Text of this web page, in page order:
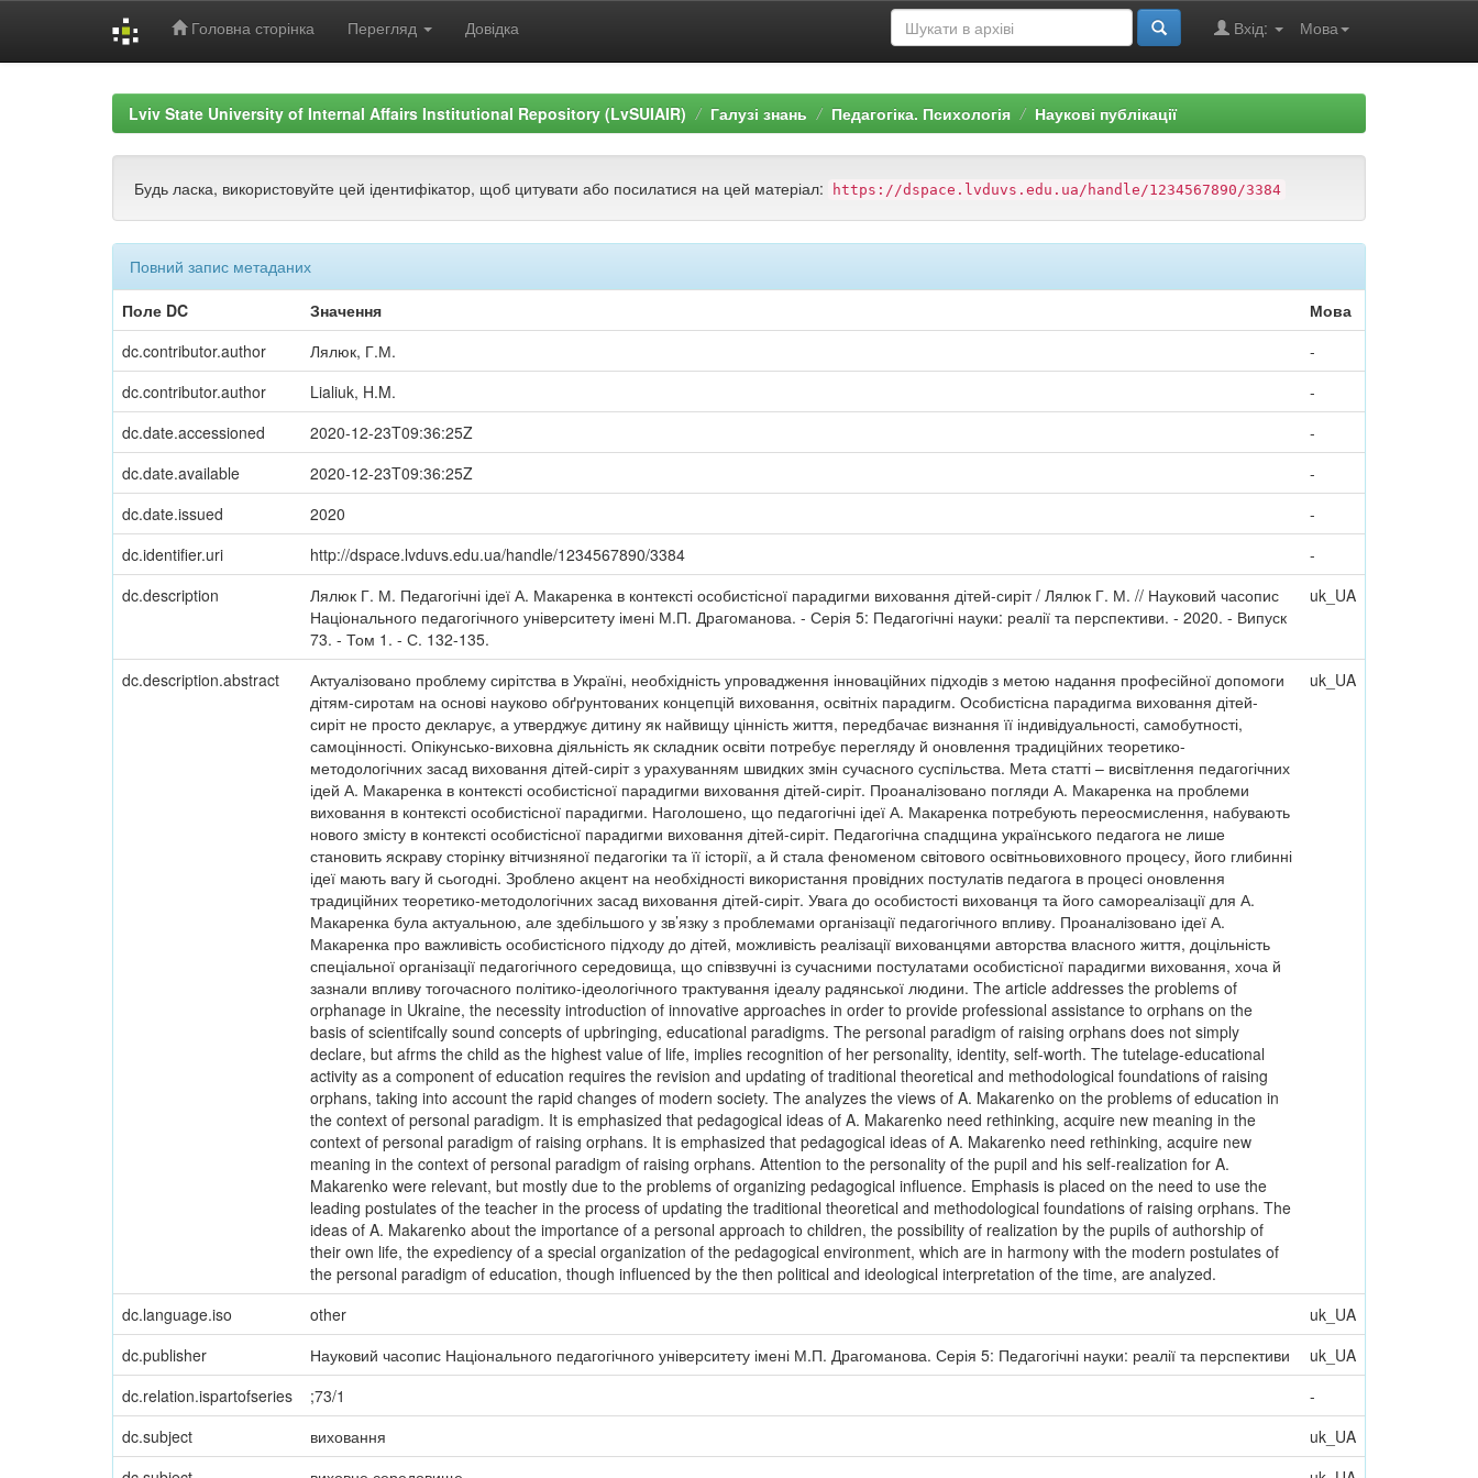
Головна сторінка Перегляд Довідка Мова
Вхід:
Lviv State University of Internal Affairs Institutional Repository (LvSUIAIR) Галузі знань Педагогіка. Психологія Наукові публікації
Будь ласка, використовуйте цей ідентифікатор, щоб цитувати або посилатися на цей матеріал: https://dspace.lvduvs.edu.ua/handle/1234567890/3384
Повний запис метаданих
Поле DC
Значення
Мова
dc.contributor.author
Лялюк, Г.М.
-
dc.contributor.author
Lialiuk, H.M.
-
dc.date.accessioned
2020-12-23T09:36:25Z
-
dc.date.available
2020-12-23T09:36:25Z
-
dc.date.issued
2020
-
dc.identifier.uri
http://dspace.lvduvs.edu.ua/handle/1234567890/3384
-
dc.description
Лялюк Г. М. Педагогічні ідеї А. Макаренка в контексті особистісної парадигми виховання дітей-сиріт / Лялюк Г. М. // Науковий часопис
Національного педагогічного університету імені М.П. Драгоманова. - Серія 5: Педагогічні науки: реалії та перспективи. - 2020. - Випуск
73. - Том 1. - С. 132-135.
uk_UA
dc.description.abstract
Актуалізовано проблему сирітства в Україні, необхідність упровадження інноваційних підходів з метою надання професійної допомоги
дітям-сиротам на основі науково обґрунтованих концепцій виховання, освітніх парадигм. Особистісна парадигма виховання дітей-
сиріт не просто декларує, а утверджує дитину як найвищу цінність життя, передбачає визнання її індивідуальності, самобутності,
самоцінності. Опікунсько-виховна діяльність як складник освіти потребує перегляду й оновлення традиційних теоретико-
методологічних засад виховання дітей-сиріт з урахуванням швидких змін сучасного суспільства. Мета статті – висвітлення педагогічних
ідей А. Макаренка в контексті особистісної парадигми виховання дітей-сиріт. Проаналізовано погляди А. Макаренка на проблеми
виховання в контексті особистісної парадигми. Наголошено, що педагогічні ідеї А. Макаренка потребують переосмислення, набувають
нового змісту в контексті особистісної парадигми виховання дітей-сиріт. Педагогічна спадщина українського педагога не лише
становить яскраву сторінку вітчизняної педагогіки та її історії, а й стала феноменом світового освітньовиховного процесу, його глибинні
ідеї мають вагу й сьогодні. Зроблено акцент на необхідності використання провідних постулатів педагога в процесі оновлення
традиційних теоретико-методологічних засад виховання дітей-сиріт. Увага до особистості вихованця та його самореалізації для А.
Макаренка була актуальною, але здебільшого у зв’язку з проблемами організації педагогічного впливу. Проаналізовано ідеї А.
Макаренка про важливість особистісного підходу до дітей, можливість реалізації вихованцями авторства власного життя, доцільність
спеціальної організації педагогічного середовища, що співзвучні із сучасними постулатами особистісної парадигми виховання, хоча й
зазнали впливу тогочасного політико-ідеологічного трактування ідеалу радянської людини. The article addresses the problems of
orphanage in Ukraine, the necessity introduction of innovative approaches in order to provide professional assistance to orphans on the
basis of scientifcally sound concepts of upbringing, educational paradigms. The personal paradigm of raising orphans does not simply
declare, but afrms the child as the highest value of life, implies recognition of her personality, identity, self-worth. The tutelage-educational
activity as a component of education requires the revision and updating of traditional theoretical and methodological foundations of raising
orphans, taking into account the rapid changes of modern society. The analyzes the views of A. Makarenko on the problems of education in
the context of personal paradigm. It is emphasized that pedagogical ideas of A. Makarenko need rethinking, acquire new meaning in the
context of personal paradigm of raising orphans. It is emphasized that pedagogical ideas of A. Makarenko need rethinking, acquire new
meaning in the context of personal paradigm of raising orphans. Attention to the personality of the pupil and his self-realization for A.
Makarenko were relevant, but mostly due to the problems of organizing pedagogical inﬂuence. Emphasis is placed on the need to use the
leading postulates of the teacher in the process of updating the traditional theoretical and methodological foundations of raising orphans. The
ideas of A. Makarenko about the importance of a personal approach to children, the possibility of realization by the pupils of authorship of
their own life, the expediency of a special organization of the pedagogical environment, which are in harmony with the modern postulates of
the personal paradigm of education, though inﬂuenced by the then political and ideological interpretation of the time, are analyzed.
uk_UA
dc.language.iso other
uk_UA
dc.publisher
Науковий часопис Національного педагогічного університету імені М.П. Драгоманова. Серія 5: Педагогічні науки: реалії та перспективи
uk_UA
dc.relation.ispartofseries
;73/1
-
dc.subject
виховання
uk_UA